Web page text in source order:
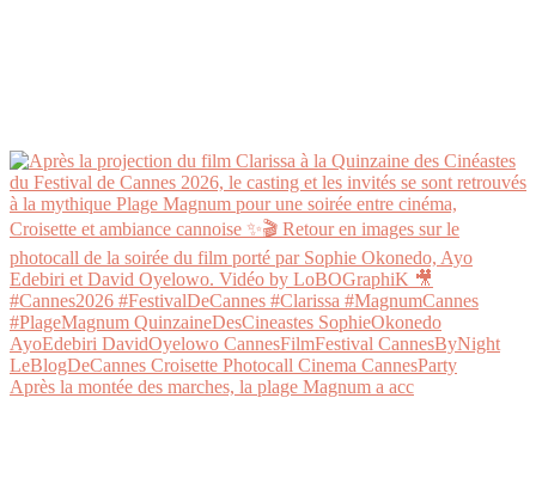
Après la montée des marches, la plage Magnum a acc